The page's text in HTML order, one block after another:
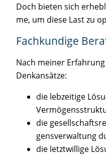
Doch bie­ten sich
me, um die­se Last zu
Fach­kun­di­ge
Nach mei­ner
Denkansätze:
die leb­zei­ti­ge
die
gens­ver­wal­tung
die letzt­wil­li­ge